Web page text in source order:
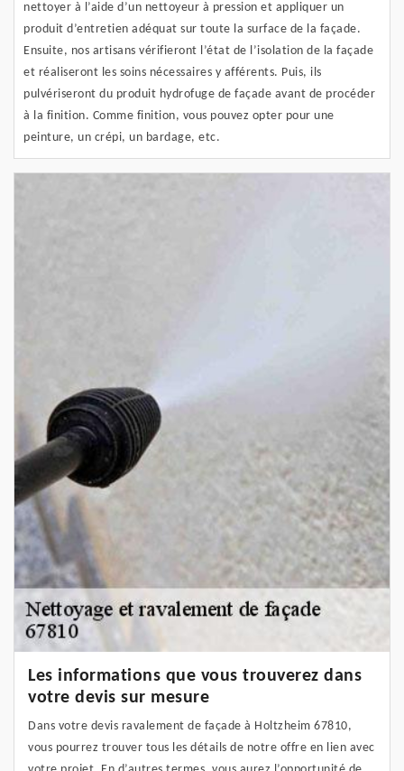
nettoyer à l’aide d’un nettoyeur à pression et appliquer un
produit d’entretien adéquat sur toute la surface de la façade.
Ensuite, nos artisans vérifieront l’état de l’isolation de la façade
et réaliseront les soins nécessaires y afférents. Puis, ils
pulvériseront du produit hydrofuge de façade avant de procéder
à la finition. Comme finition, vous pouvez opter pour une
peinture, un crépi, un bardage, etc.
Les informations que vous trouverez dans
votre devis sur mesure
Dans votre devis ravalement de façade à Holtzheim 67810,
vous pourrez trouver tous les détails de notre offre en lien avec